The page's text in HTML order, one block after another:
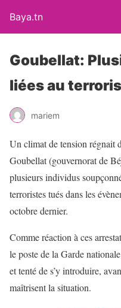
Baya.tn
Goubellat:
liées au
mariem
Un climat de tension régnait
Goubellat (gouvernorat de
plusieurs individus
terroristes tués dans les
octobre dernier.
Comme réaction à ces
le poste de la Garde
et tenté de s’y introduire,
maîtrisent la situation.